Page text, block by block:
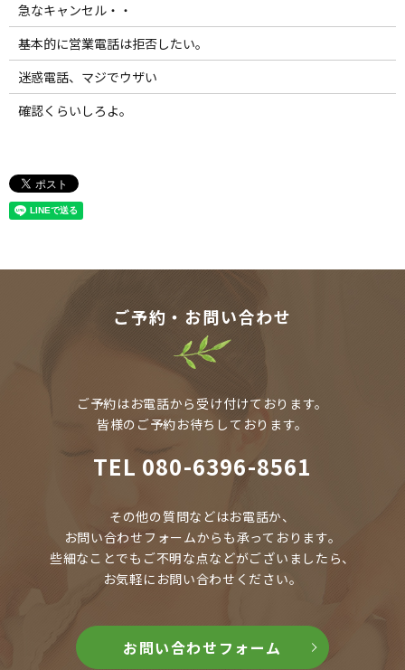
急なキャンセル・・
基本的に営業電話は拒否したい。
迷惑電話、マジでウザい
確認くらいしろよ。
ご予約・お問い合わせ
ご予約はお電話から受け付けております。
皆様のご予約お待ちしております。
TEL 080-6396-8561
その他の質問などはお電話か、
お問い合わせフォームからも承っております。
些細なことでもご不明な点などがございましたら、
お気軽にお問い合わせください。
お問い合わせフォーム